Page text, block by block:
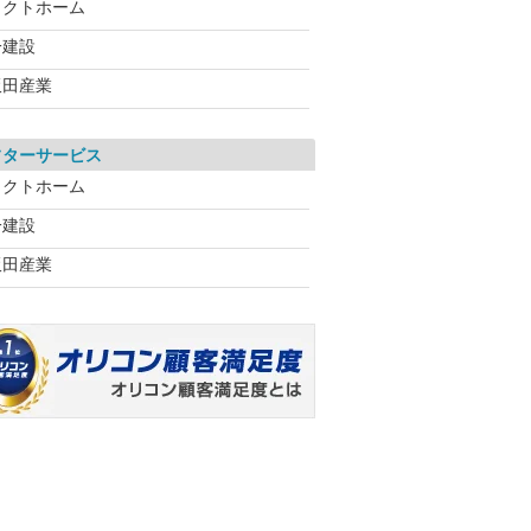
トホーム
設
産業
ーサービス
トホーム
設
産業